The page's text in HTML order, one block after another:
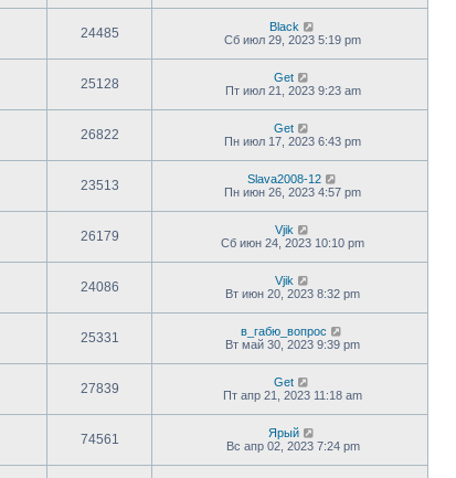
24485
Black
Сб июл 29, 2023 5:19 pm
25128
Get
Пт июл 21, 2023 9:23 am
26822
Get
Пн июл 17, 2023 6:43 pm
23513
Slava2008-12
Пн июн 26, 2023 4:57 pm
26179
Vjik
Сб июн 24, 2023 10:10 pm
24086
Vjik
Вт июн 20, 2023 8:32 pm
25331
в_габю_вопрос
Вт май 30, 2023 9:39 pm
27839
Get
Пт апр 21, 2023 11:18 am
74561
Ярый
Вс апр 02, 2023 7:24 pm